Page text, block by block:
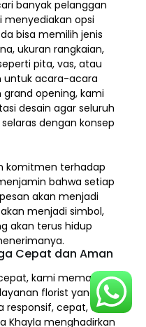
banyak pelanggan
menyediakan opsi
bisa memilih jenis
ukuran rangkaian,
pita, vas, atau
untuk acara-acara
opening, kami
desain agar seluruh
dengan konsep
komitmen terhadap
bahwa setiap
akan menjadi
menjadi simbol,
akan terus hidup
Cepat dan Aman
kami memahami
florist yang
responsif, cepat, dan
Khayla menghadirkan